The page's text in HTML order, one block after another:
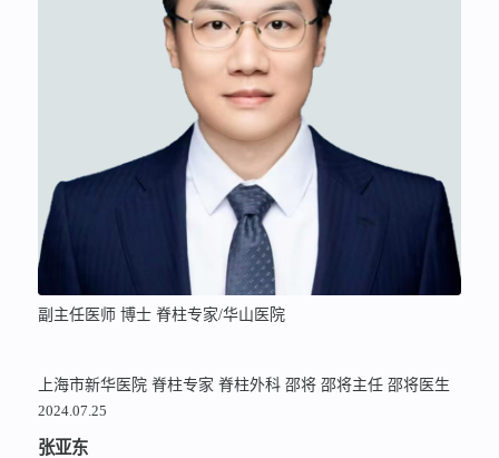
副主任医师 博士 脊柱专家/华山医院
上海市新华医院 脊柱专家 脊柱外科 邵将 邵将主任 邵将医生
2024.07.25
张亚东